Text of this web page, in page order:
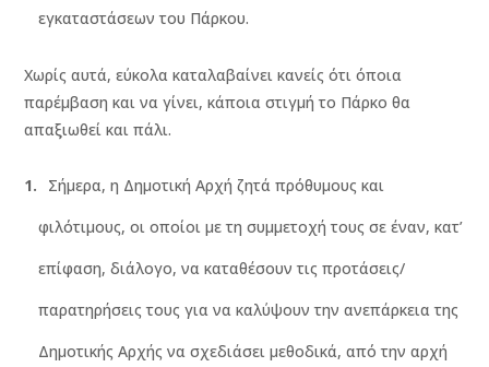
εγκαταστάσεων του Πάρκου.
Χωρίς αυτά, εύκολα καταλαβαίνει κανείς ότι όποια
παρέμβαση και να γίνει, κάποια στιγμή το Πάρκο θα
απαξιωθεί και πάλι.
Σήμερα, η Δημοτική Αρχή ζητά πρόθυμους και
φιλότιμους, οι οποίοι με τη συμμετοχή τους σε έναν, κατ’
επίφαση, διάλογο, να καταθέσουν τις προτάσεις/
παρατηρήσεις τους για να καλύψουν την ανεπάρκεια της
Δημοτικής Αρχής να σχεδιάσει μεθοδικά, από την αρχή